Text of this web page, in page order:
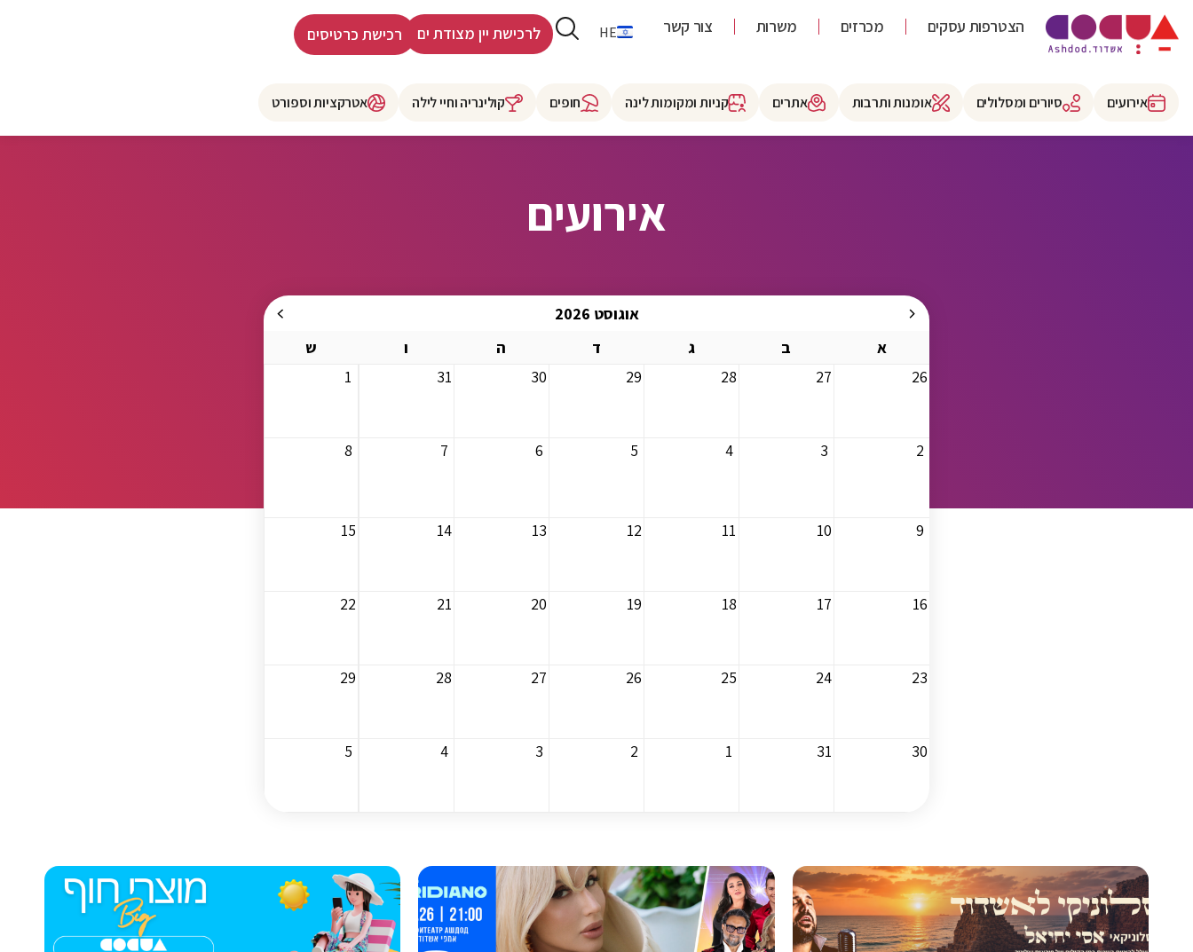
הצטרפות עסקים מכרזים משרות צור קשר HE
RU
לרכישת יין מצודת ים רכישת כרטיסים
אירועים סיורים ומסלולים אומנות ותרבות אתרים קניות ומקומות לינה חופים קולינריה וחיי לילה אטרקציות וספורט
אירועים
אוגוסט 2026
א
ב ג ד ה ו
ש
26
27
28
29
30
31
1
2
3
4
5
6
7
8
9
10
11
12
13
14
15
16
17
18
19
20
21
22
23
24
25
26
27
28
29
30
31
1
2
3
4
5